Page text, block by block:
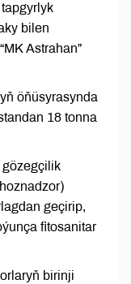
bilen
Astrahan”
öňüsyrasynda
18 tonna
gözegçilik
geçirip,
fitosanitar
birinji